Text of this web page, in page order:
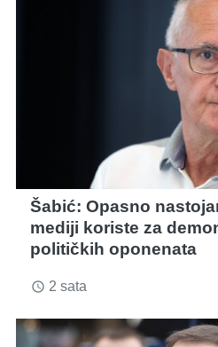
Šabić: Opasno
mediji koriste za
političkih oponenata
access_time 2 sata